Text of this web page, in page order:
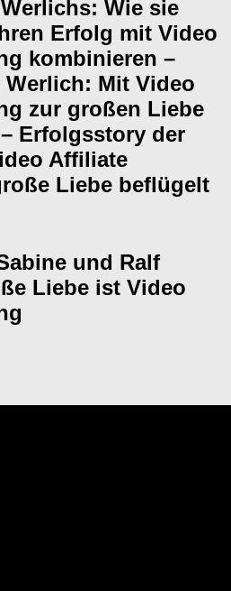
Wie sie
Erfolg mit Video
kombinieren –
Mit Video
zur großen Liebe
Erfolgsstory der
Affiliate
Liebe beflügelt
und Ralf
Liebe ist Video